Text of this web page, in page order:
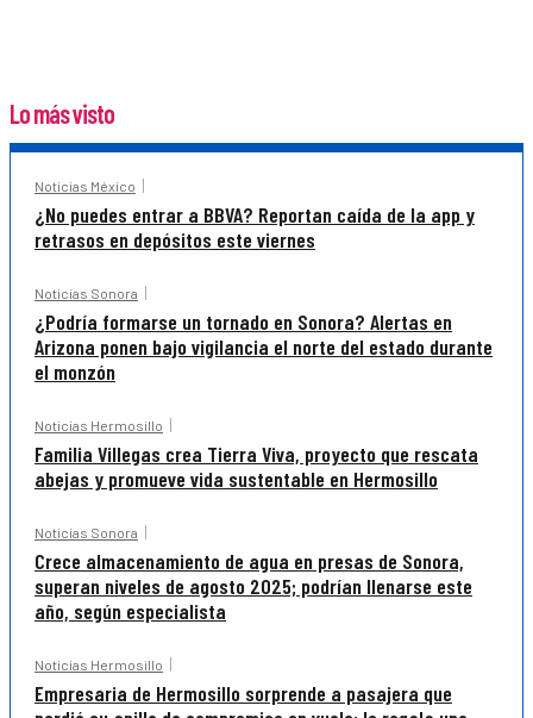
Lo más visto
Noticias México
¿No puedes entrar a BBVA? Reportan caída de la app y
retrasos en depósitos este viernes
Noticias Sonora
¿Podría formarse un tornado en Sonora? Alertas en
Arizona ponen bajo vigilancia el norte del estado durante
el monzón
Noticias Hermosillo
Familia Villegas crea Tierra Viva, proyecto que rescata
abejas y promueve vida sustentable en Hermosillo
Noticias Sonora
Crece almacenamiento de agua en presas de Sonora,
superan niveles de agosto 2025; podrían llenarse este
año, según especialista
Noticias Hermosillo
Empresaria de Hermosillo sorprende a pasajera que